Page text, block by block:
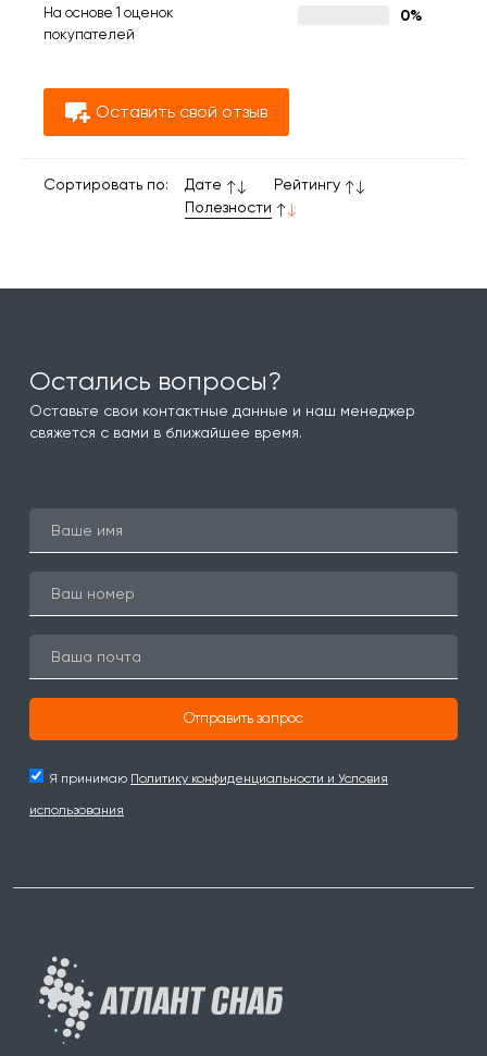
На основе 1 оценок
покупателей
0%
Оставить свой отзыв
Сортировать по: Дате
Рейтингу
Полезности
Остались вопросы?
Оставьте свои контактные данные и наш менеджер
свяжется с вами в ближайшее время.
Отправить запрос
Я принимаю Политику конфиденциальности и Условия
использования